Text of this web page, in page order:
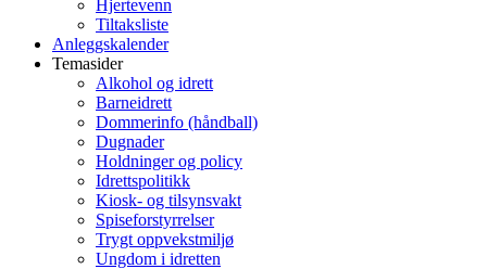
Hjertevenn
Tiltaksliste
Anleggskalender
Temasider
Alkohol og idrett
Barneidrett
Dommerinfo (håndball)
Dugnader
Holdninger og policy
Idrettspolitikk
Kiosk- og tilsynsvakt
Spiseforstyrrelser
Trygt oppvekstmiljø
Ungdom i idretten